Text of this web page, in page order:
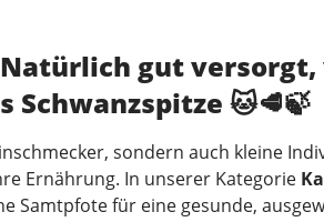
gut versorgt,
Schwanzspitze 🐱🥩🍃
sondern auch kleine
Ernährung. In unserer Kategorie
Samtpfote für eine gesunde,